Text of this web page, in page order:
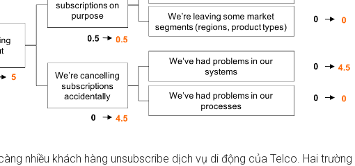
nhiều khách hàng unsubscribe dịch vụ di động của Telco. Hai trường